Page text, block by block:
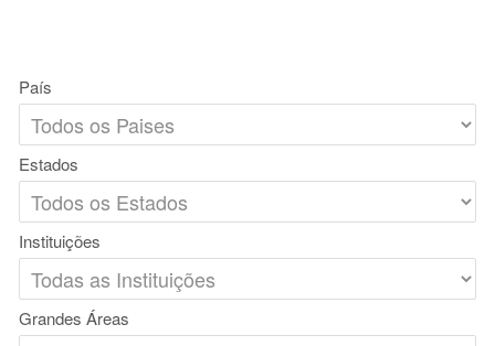
País
Estados
Instituições
Grandes Áreas